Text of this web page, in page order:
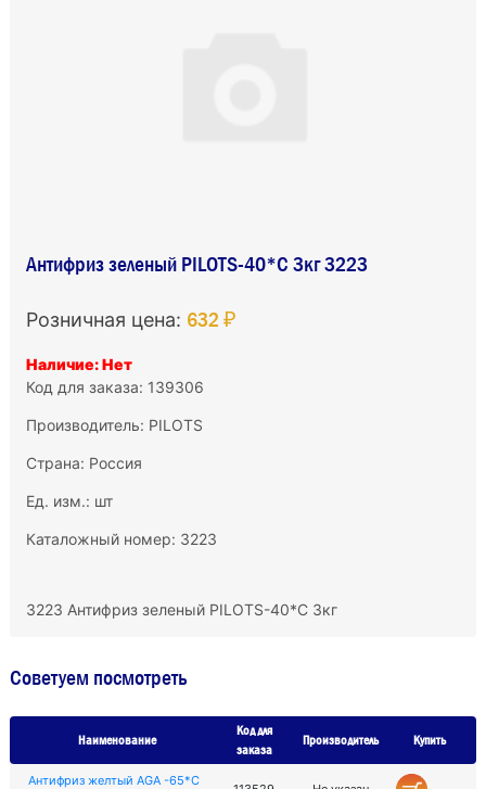
Антифриз зеленый PILOTS-40*С 3кг 3223
Розничная цена: 632 ₽
Наличие: Нет
Код для заказа: 139306
Производитель: PILOTS
Страна: Россия
Ед. изм.: шт
Каталожный номер: 3223
3223 Антифриз зеленый PILOTS-40*С 3кг
Советуем посмотреть
Наименование
Код для
заказа
Производитель Купить
Антифриз желтый AGA -65*С